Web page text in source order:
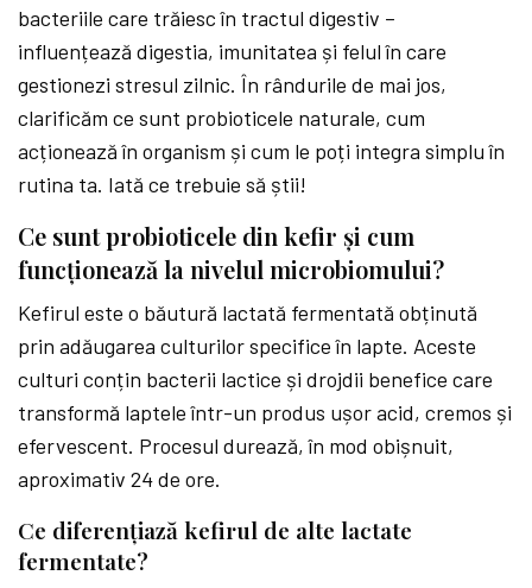
bacteriile care trăiesc în tractul digestiv –
influențează digestia, imunitatea și felul în care
gestionezi stresul zilnic. În rândurile de mai jos,
clarificăm ce sunt probioticele naturale, cum
acționează în organism și cum le poți integra simplu în
rutina ta. Iată ce trebuie să știi!
Ce sunt probioticele din kefir și cum
funcționează la nivelul microbiomului?
Kefirul este o băutură lactată fermentată obținută
prin adăugarea culturilor specifice în lapte. Aceste
culturi conțin bacterii lactice și drojdii benefice care
transformă laptele într-un produs ușor acid, cremos și
efervescent. Procesul durează, în mod obișnuit,
aproximativ 24 de ore.
Ce diferențiază kefirul de alte lactate
fermentate?